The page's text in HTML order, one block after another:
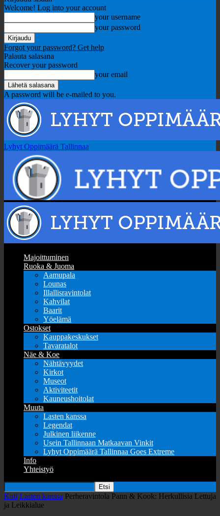
Welcome! Log into your account
your username
your password
Forgot your password? Get help
Palauta salasana
Recover your password
your email
A password will be e-mailed to you.
Lyhyt Oppimäärä Tallinnaa
Majoittuminen
Ruoka & Juoma
Aamupala
Lounas
Illallisravintolat
Kahvilat
Baarit
Yöelämä
Ostokset
Kauppakeskukset
Tavaratalot
Näe & Koe
Nähtävyydet
Kirkot
Museot
Aktiviteetit
Kauneushoitolat
Muuta
Lasten kanssa
Legendat
Julkinen liikenne
Usein Tallinnaan Matkaavan Vinkit
Lyhyt Oppimäärä Tallinnaa Goes Extreme
Info
Yhteistyö
Koti Lasten kanssa Perheravintola Pann & Kook: Herkullisia Lettuja
ja Leikkialue